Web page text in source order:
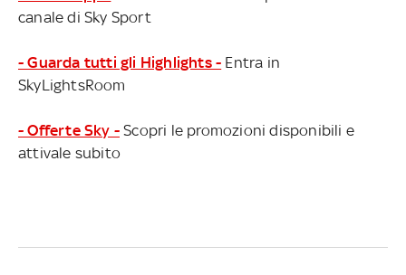
canale di Sky Sport
- Guarda tutti gli Highlights - Entra in
SkyLightsRoom
- Offerte Sky - Scopri le promozioni disponibili e
attivale subito